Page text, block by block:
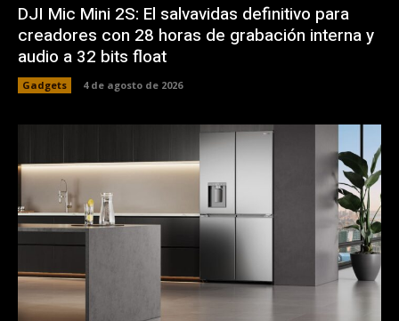
DJI Mic Mini 2S: El salvavidas definitivo para
creadores con 28 horas de grabación interna y
audio a 32 bits float
Gadgets 4 de agosto de 2026